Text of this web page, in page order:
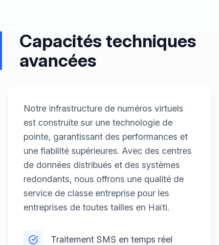
Capacités techniques
avancées
Notre infrastructure de numéros virtuels
est construite sur une technologie de
pointe, garantissant des performances et
une fiabilité supérieures. Avec des centres
de données distribués et des systèmes
redondants, nous offrons une qualité de
service de classe entreprise pour les
entreprises de toutes tailles en Haïti.
Traitement SMS en temps réel